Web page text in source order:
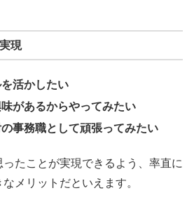
現
活かしたい
があるからやってみたい
事務職として頑張ってみたい
たことが実現できるよう、率直に
メリットだといえます。